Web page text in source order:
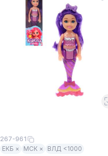
267-961
ЕКБ × МСК × ВЛД <1000